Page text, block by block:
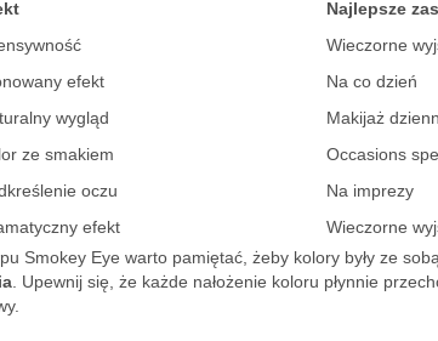
Najlepsze
Wieczorne
efekt
Na co dzień
wygląd
Makijaż
ze smakiem
Occasions
oczu
Na imprezy
efekt
Wieczorne
Smokey Eye warto pamiętać, żeby kolory były ze
. Upewnij się, że każde nałożenie koloru płynnie